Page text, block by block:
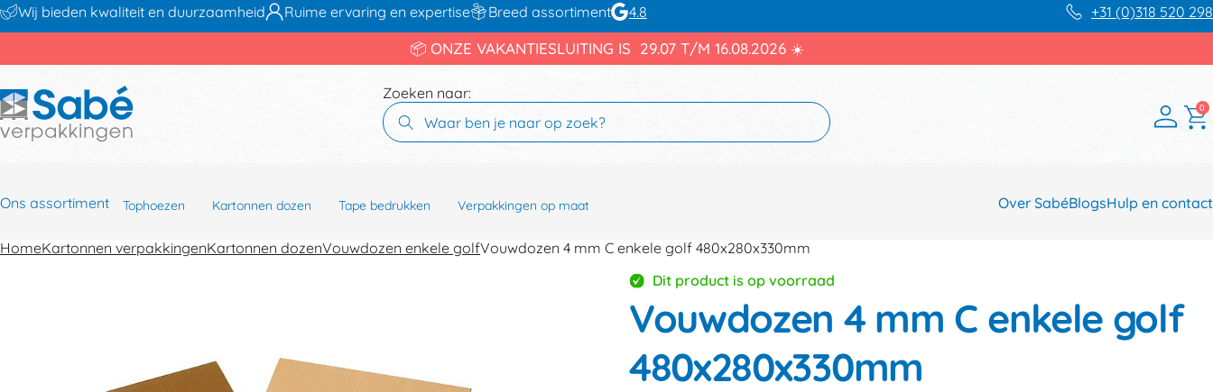
Wij bieden kwaliteit en duurzaamheid Ruime ervaring en expertise Breed assortiment 4.8 +31 (0)318 520 298
📦 ONZE VAKANTIESLUITING IS 29.07 T/M 16.08.2026 ☀️
Zoeken naar:
0
Ons assortiment Over SabéBlogsHulp en contact
Tophoezen Kartonnen dozen Tape bedrukken Verpakkingen op maat
HomeKartonnen verpakkingenKartonnen dozenVouwdozen enkele golfVouwdozen 4 mm C enkele golf 480x280x330mm
Dit product is op voorraad
Vouwdozen 4 mm C enkele golf
480x280x330mm